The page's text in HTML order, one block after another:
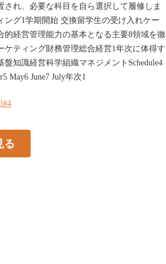
され、必要な科目を自ら選択して履修しま
ング1学期開始 交換留学生の受け入れケー
的経営管理能力の基本となる主要8領域を徹
ケティング財務管理総合経営1年次に体得す
知識経営科学組織マネジメントSchedule4
May6 June7 July年次1
る